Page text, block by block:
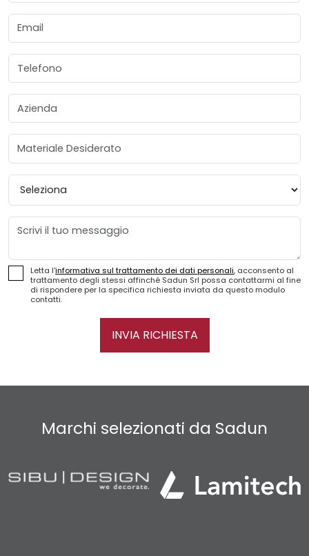
Email
Telefono
Azienda
Materiale Desiderato
Provincia
Messaggio
Letta l'informativa sul trattamento dei dati personali, acconsento al
trattamento degli stessi affinché Sadun Srl possa contattarmi al fine
di rispondere per la specifica richiesta inviata da questo modulo
contatti.
INVIA RICHIESTA
Marchi selezionati da Sadun